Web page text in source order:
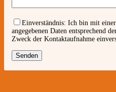
Einverständnis: Ich bin mit
angegebenen Daten entsprechend
Zweck der Kontaktaufnahme